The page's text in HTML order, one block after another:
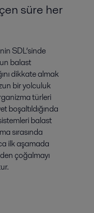
süre her
SDL’sinde
balast
dikkate almak
bir yolculuk
türleri
boşaltıldığında
balast
sırasında
ilk aşamada
çoğalmayı